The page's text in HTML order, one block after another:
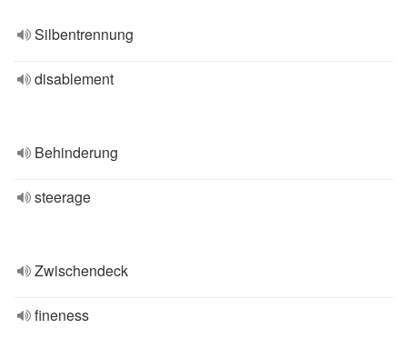
Silbentrennung
disablement
Behinderung
steerage
Zwischendeck
fineness